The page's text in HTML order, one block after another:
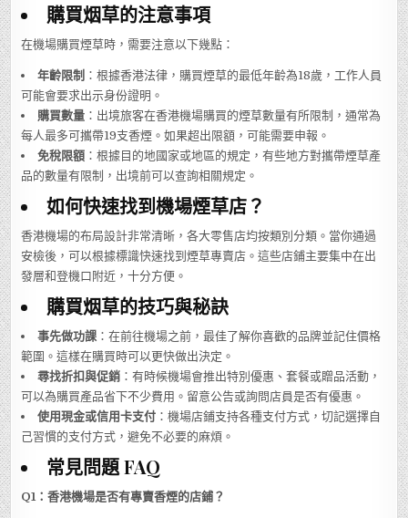
購買烟草的注意事項
在機場購買煙草時，需要注意以下幾點：
年齡限制 ：根據香港法律，購買煙草的最低年齡為18歲，工作人員
可能會要求出示身份證明。
購買數量 ：出境旅客在香港機場購買的煙草數量有所限制，通常為
每人最多可攜帶19支香煙。如果超出限額，可能需要申報。
免稅限額 ：根據目的地國家或地區的規定，有些地方對攜帶煙草產
品的數量有限制，出境前可以查詢相關規定。
如何快速找到機場煙草店？
香港機場的布局設計非常清晰，各大零售店均按類別分類。當你通過
安檢後，可以根據標識快速找到煙草專賣店。這些店鋪主要集中在出
發層和登機口附近，十分方便。
購買烟草的技巧與秘訣
事先做功課 ：在前往機場之前，最佳了解你喜歡的品牌並記住價格
範圍。這樣在購買時可以更快做出決定。
尋找折扣與促銷 ：有時候機場會推出特別優惠、套餐或贈品活動，
可以為購買產品省下不少費用。留意公告或詢問店員是否有優惠。
使用現金或信用卡支付 ：機場店鋪支持各種支付方式，切記選擇自
己習慣的支付方式，避免不必要的麻煩。
常見問題 FAQ
Q1：香港機場是否有專賣香煙的店鋪？